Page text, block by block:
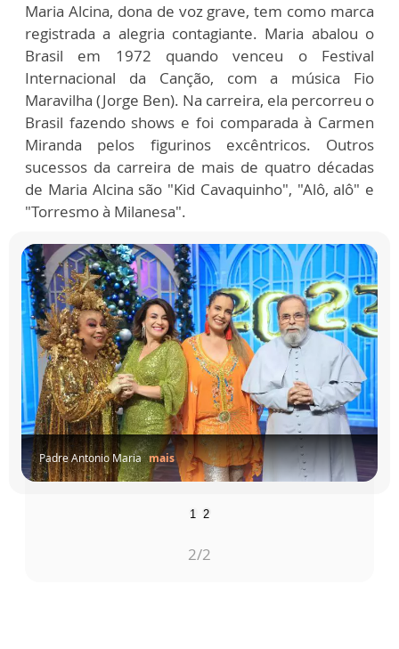
Maria Alcina, dona de voz grave, tem como marca
registrada a alegria contagiante. Maria abalou o
Brasil em 1972 quando venceu o Festival
Internacional da Canção, com a música Fio
Maravilha (Jorge Ben). Na carreira, ela percorreu o
Brasil fazendo shows e foi comparada à Carmen
Miranda pelos figurinos excêntricos. Outros
sucessos da carreira de mais de quatro décadas
de Maria Alcina são "Kid Cavaquinho", "Alô, alô" e
"Torresmo à Milanesa".
convid... mais Padre Antonio Maria mais
1 2
1/2